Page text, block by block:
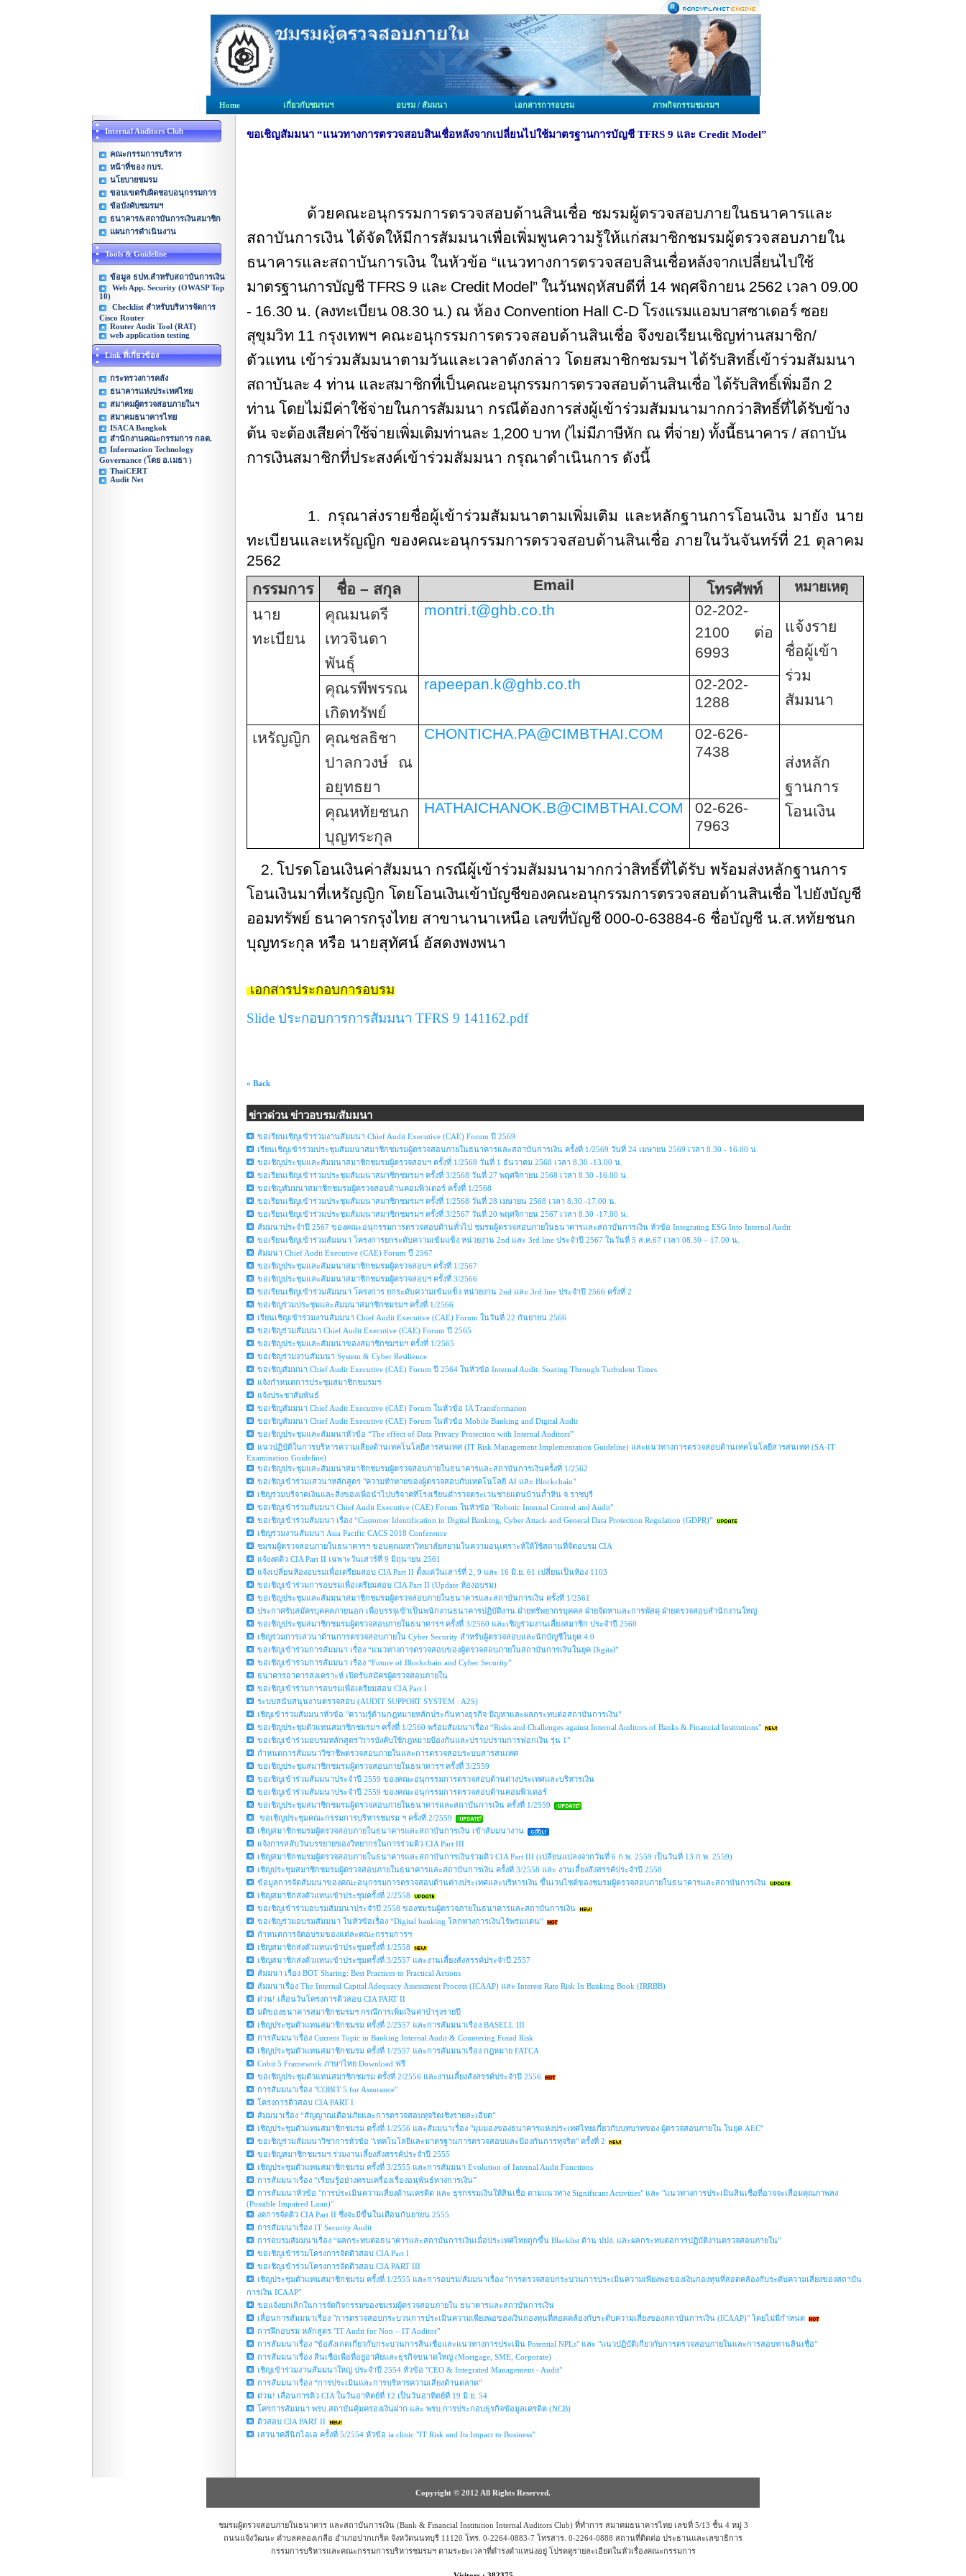
Home เกี่ยวกับชมรมฯ อบรม / สัมมนา เอกสารการอบรม ภาพกิจกรรมชมรมฯ
Internal Auditors Club
คณะกรรมการบริหาร
หน้าที่ของ กบร.
นโยบายชมรม
ขอบเขตรับผิดชอบอนุกรรมการ
ข้อบังคับชมรมฯ
ธนาคาร&สถาบันการเงินสมาชิก
แผนการดำเนินงาน
Tools & Guideline
ข้อมูล ธปท.สำหรับสถาบันการเงิน
Web App. Security (OWASP Top
10)
Checklist สำหรับบริหารจัดการ
Cisco Router
Router Audit Tool (RAT)
web application testing
Link ที่เกี่ยวข้อง
กระทรวงการคลัง
ธนาคารแห่งประเทศไทย
สมาคมผู้ตรวจสอบภายในฯ
สมาคมธนาคารไทย
ISACA Bangkok
สำนักงานคณะกรรมการ กลต.
Information Technology
Governance (โดย อ.เมธา )
ThaiCERT
Audit Net
ขอเชิญสัมมนา “แนวทางการตรวจสอบสินเชื่อหลังจากเปลี่ยนไปใช้มาตรฐานการบัญชี TFRS 9 และ Credit Model”
ด้วยคณะอนุกรรมการตรวจสอบด้านสินเชื่อ ชมรมผู้ตรวจสอบภายในธนาคารและ
สถาบันการเงิน ได้จัดให้มีการสัมมนาเพื่อเพิ่มพูนความรู้ให้แก่สมาชิกชมรมผู้ตรวจสอบภายใน
ธนาคารและสถาบันการเงิน ในหัวข้อ “แนวทางการตรวจสอบสินเชื่อหลังจากเปลี่ยนไปใช้
มาตรฐานการบัญชีTFRS 9 และ Credit Model” ในวันพฤหัสบดีที่ 14 พฤศจิกายน 2562 เวลา09.00
- 16.30 น. (ลงทะเบียน08.30 น.) ณ ห้อง Convention Hall C-D โรงแรมแอมบาสซาเดอร์ ซอย
สุขุมวิท 11 กรุงเทพฯ คณะอนุกรรมการตรวจสอบด้านสินเชื่อ จึงขอเรียนเชิญท่านสมาชิก/
ตัวแทน เข้าร่วมสัมมนาตามวันและเวลาดังกล่าว โดยสมาชิกชมรมฯ ได้รับสิทธิ์เข้าร่วมสัมมนา
สถาบันละ4 ท่าน และสมาชิกที่เป็นคณะอนุกรรมการตรวจสอบด้านสินเชื่อ ได้รับสิทธิ์เพิ่มอีก 2
ท่าน โดยไม่มีค่าใช้จ่ายในการสัมมนา กรณีต้องการส่งผู้เข้าร่วมสัมมนามากกว่าสิทธิ์ที่ได้รับข้าง
ต้น จะต้องเสียค่าใช้จ่ายเพิ่มเติมท่านละ 1,200บาท (ไม่มีภาษีหัก ณ ที่จ่าย) ทั้งนี้ธนาคาร / สถาบัน
การเงินสมาชิกที่ประสงค์เข้าร่วมสัมมนา กรุณาดำเนินการ ดังนี้
1. กรุณาส่งรายชื่อผู้เข้าร่วมสัมมนาตามเพิ่มเติม และหลักฐานการโอนเงิน มายัง นาย
ทะเบียนและเหรัญญิก ของคณะอนุกรรมการตรวจสอบด้านสินเชื่อ ภายในวันจันทร์ที่ 21 ตุลาคม
2562
กรรมการ
ชื่อ – สกุล Email โทรศัพท์ หมายเหตุ
นาย
ทะเบียน
คุณมนตรี
เทวจินดา
พันธุ์
montri.t@ghb.co.th
02-202-
2100 ต่อ
6993
แจ้งราย
ชื่อผู้เข้า
ร่วม
สัมมนา
คุณรพีพรรณ
เกิดทรัพย์
rapeepan.k@ghb.co.th
02-202-
1288
เหรัญญิก
คุณชลธิชา
ปาลกวงษ์ ณ
อยุทธยา
CHONTICHA.PA@CIMBTHAI.COM
02-626-
7438
ส่งหลัก
ฐานการ
โอนเงิน
คุณหทัยชนก
บุญทระกุล
HATHAICHANOK.B@CIMBTHAI.COM
02-626-
7963
2. โปรดโอนเงินค่าสัมมนา กรณีผู้เข้าร่วมสัมมนามากกว่าสิทธิ์ที่ได้รับ พร้อมส่งหลักฐานการ
โอนเงินมาที่เหรัญญิก โดยโอนเงินเข้าบัญชีของคณะอนุกรรมการตรวจสอบด้านสินเชื่อ ไปยังบัญชี
ออมทรัพย์ ธนาคารกรุงไทย สาขานานาเหนือ เลขที่บัญชี 000-0-63884-6 ชื่อบัญชี น.ส.หทัยชนก
บุญทระกุล หรือ นายสุทัศน์ อัสดงพงพนา
เอกสารประกอบการอบรม
Slide ประกอบการการสัมมนา TFRS 9 141162.pdf
« Back
ข่าวด่วน ข่าวอบรม/สัมมนา
ขอเรียนเชิญเข้าร่วมงานสัมมนา Chief Audit Executive (CAE) Forum ปี 2569
เรียนเชิญเข้าร่วมประชุมสัมมนาสมาชิกชมรมผู้ตรวจสอบภายในธนาคารและสถาบันการเงิน ครั้งที่ 1/2569 วันที่ 24 เมษายน 2569 เวลา 8.30 - 16.00 น.
ขอเชิญประชุมและสัมมนาสมาชิกชมรมผู้ตรวจสอบฯ ครั้งที่ 1/2568 วันที่ 1 ธันวาคม 2568 เวลา 8.30 -13.00 น.
ขอเรียนเชิญเข้าร่วมประชุมสัมมนาสมาชิกชมรมฯ ครั้งที่ 3/2568 วันที่ 27 พฤศจิกายน 2568 เวลา 8.30 -16.00 น.
ขอเชิญสัมมนาสมาชิกชมรมผู้ตรวจสอบด้านคอมพิวเตอร์ ครั้งที่ 1/2568
ขอเรียนเชิญเข้าร่วมประชุมสัมมนาสมาชิกชมรมฯ ครั้งที่ 1/2568 วันที่ 28 เมษายน 2568 เวลา 8.30 -17.00 น.
ขอเรียนเชิญเข้าร่วมประชุมสัมมนาสมาชิกชมรมฯ ครั้งที่ 3/2567 วันที่ 20 พฤศจิกายน 2567 เวลา 8.30 -17.00 น.
สัมมนาประจำปี 2567 ของคณะอนุกรรมการตรวจสอบด้านทั่วไป ชมรมผู้ตรวจสอบภายในธนาคารและสถาบันการเงิน หัวข้อ Integrating ESG Into Internal Audit
ขอเรียนเชิญเข้าร่วมสัมมนา โครงการยกระดับความเข้มแข็ง หน่วยงาน 2nd และ 3rd line ประจำปี 2567 ในวันที่ 5 ส.ค.67 เวลา 08.30 – 17.00 น.
สัมมนา Chief Audit Executive (CAE) Forum ปี 2567
ขอเชิญประชุมและสัมมนาสมาชิกชมรมผู้ตรวจสอบฯ ครั้งที่ 1/2567
ขอเชิญประชุมและสัมมนาสมาชิกชมรมผู้ตรวจสอบฯ ครั้งที่ 3/2566
ขอเรียนเชิญเข้าร่วมสัมมนา โครงการ ยกระดับความเข้มแข็ง หน่วยงาน 2nd และ 3rd line ประจำปี 2566 ครั้งที่ 2
ขอเชิญร่วมประชุมและสัมมนาสมาชิกชมรมฯ ครั้งที่ 1/2566
เรียนเชิญเข้าร่วมงานสัมมนา Chief Audit Executive (CAE) Forum ในวันที่ 22 กันยายน 2566
ขอเชิญร่วมสัมมนา Chief Audit Executive (CAE) Forum ปี 2565
ขอเชิญประชุมและสัมมนาของสมาชิกชมรมฯ ครั้งที่ 1/2565
ขอเชิญร่วมงานสัมมนา System & Cyber Resilience
ขอเชิญสัมมนา Chief Audit Executive (CAE) Forum ปี 2564 ในหัวข้อ Internal Audit: Soaring Through Turbulent Times
แจ้งกำหนดการประชุมสมาชิกชมรมฯ
แจ้งประชาสัมพันธ์
ขอเชิญสัมมนา Chief Audit Executive (CAE) Forum ในหัวข้อ IA Transformation
ขอเชิญสัมมนา Chief Audit Executive (CAE) Forum ในหัวข้อ Mobile Banking and Digital Audit
ขอเชิญประชุมและสัมมนาหัวข้อ “The effect of Data Privacy Protection with Internal Auditors”
แนวปฏิบัติในการบริหารความเสี่ยงด้านเทคโนโลยีสารสนเทศ (IT Risk Management Implementation Guideline) และแนวทางการตรวจสอบด้านเทคโนโลยีสารสนเทศ (SA-IT
Examination Guideline)
ขอเชิญประชุมและสัมมนาสมาชิกชมรมผู้ตรวจสอบภายในธนาคารและสถาบันการเงินครั้งที่ 1/2562
ขอเชิญเข้าร่วมเสวนาหลักสูตร "ความท้าทายของผู้ตรวจสอบกับเทคโนโลยี AI และ Blockchain"
เชิญร่วมบริจาคเงินและสิ่งของเพื่อนำไปบริจาคที่โรงเรียนตำรวจตระเวนชายแดนบ้านถ้ำหิน จ.ราชบุรี
ขอเชิญเข้าร่วมสัมมนา Chief Audit Executive (CAE) Forum ในหัวข้อ "Robotic Internal Control and Audit"
ขอเชิญเข้าร่วมสัมมนา เรื่อง “Customer Identification in Digital Banking, Cyber Attack and General Data Protection Regulation (GDPR)”
เชิญร่วมงานสัมมนา Asia Pacific CACS 2018 Conference
ชมรมผู้ตรวจสอบภายในธนาคารฯ ขอบคุณมหาวิทยาลัยสยามในความอนุเคราะห์ให้ใช้สถานที่จัดอบรม CIA
แจ้งงดติว CIA Part II เฉพาะวันเสาร์ที่ 9 มิถุนายน 2561
แจ้งเปลี่ยนห้องอบรมเพื่อเตรียมสอบ CIA Part II ตั้งแต่วันเสาร์ที่ 2, 9 และ 16 มิ.ย. 61 เปลี่ยนเป็นห้อง 1103
ขอเชิญเข้าร่วมการอบรมเพื่อเตรียมสอบ CIA Part II (Update ห้องอบรม)
ขอเชิญประชุมและสัมมนาสมาชิกชมรมผู้ตรวจสอบภายในธนาคารและสถาบันการเงิน ครั้งที่ 1/2561
ประกาศรับสมัครบุคคลภายนอก เพื่อบรรจุเข้าเป็นพนักงานธนาคารปฏิบัติงาน ฝ่ายทรัพยากรบุคคล ฝ่ายจัดหาและการพัสดุ ฝ่ายตรวจสอบสำนักงานใหญ่
ขอเชิญประชุมสมาชิกชมรมผู้ตรวจสอบภายในธนาคารฯ ครั้งที่ 3/2560 และเชิญร่วมงานเลี้ยงสมาชิก ประจำปี 2560
เชิญร่วมการเสวนาด้านการตรวจสอบภายใน Cyber Security สำหรับผู้ตรวจสอบและนักบัญชีในยุค 4.0
ขอเชิญเข้าร่วมการสัมมนา เรื่อง “แนวทางการตรวจสอบของผู้ตรวจสอบภายในสถาบันการเงินในยุค Digital”
ขอเชิญเข้าร่วมการสัมมนา เรื่อง “Future of Blockchain and Cyber Security”
ธนาคารอาคารสงเคราะห์ เปิดรับสมัครผู้ตรวจสอบภายใน
ขอเชิญเข้าร่วมการอบรมเพื่อเตรียมสอบ CIA Part I
ระบบสนับสนุนงานตรวจสอบ (AUDIT SUPPORT SYSTEM : A2S)
เชิญเข้าร่วมสัมมนาหัวข้อ "ความรู้ด้านกฎหมายหลักประกันทางธุรกิจ ปัญหาและผลกระทบต่อสถาบันการเงิน"
ขอเชิญประชุมตัวแทนสมาชิกชมรมฯ ครั้งที่ 1/2560 พร้อมสัมมนาเรื่อง “Risks and Challenges against Internal Auditors of Banks & Financial Institutions"
ขอเชิญเข้าร่วมอบรมหลักสูตร"การบังคับใช้กฎหมายป้องกันและปราบปรามการฟอกเงิน รุ่น 1"
กำหนดการสัมมนาวิชาชีพตรวจสอบภายในและการตรวจสอบระบบสารสนเทศ
ขอเชิญประชุมสมาชิกชมรมผู้ตรวจสอบภายในธนาคารฯ ครั้งที่ 3/2559
ขอเชิญเข้าร่วมสัมมนาประจำปี 2559 ของคณะอนุกรรมการตรวจสอบด้านต่างประเทศและบริหารเงิน
ขอเชิญเข้าร่วมสัมมนาประจำปี 2559 ของคณะอนุกรรมการตรวจสอบด้านคอมพิวเตอร์
ขอเชิญประชุมสมาชิกชมรมผู้ตรวจสอบภายในธนาคารและสถาบันการเงิน ครั้งที่ 1/2559
ขอเชิญประชุมคณะกรรมการบริหารชมรม ฯ ครั้งที่ 2/2559
เชิญสมาชิกชมรมผู้ตรวจสอบภายในธนาคารและสถาบันการเงิน เข้าสัมมนางาน
แจ้งการสลับวันบรรยายของวิทยากรในการร่วมติว CIA Part III
เชิญสมาชิกชมรมผู้ตรวจสอบภายในธนาคารและสถาบันการเงินร่วมติว CIA Part III (เปลี่ยนแปลงจากวันที่ 6 ก.พ. 2559 เป็นวันที่ 13 ก.พ. 2559)
เชิญประชุมสมาชิกชมรมผู้ตรวจสอบภายในธนาคารและสถาบันการเงิน ครั้งที่ 3/2558 และ งานเลี้ยงสังสรรค์ประจำปี 2558
ข้อมูลการจัดสัมมนาของคณะอนุกรรมการตรวจสอบด้านต่างประเทศและบริหารเงิน ขึ้นเวบไซต์ของชมรมผู้ตรวจสอบภายในธนาคารและสถาบันการเงิน
เชิญสมาชิกส่งตัวแทนเข้าประชุมครั้งที่ 2/2558
ขอเชิญเข้าร่วมอบรมสัมมนาประจำปี 2558 ของชมรมผู้ตรวจภายในธนาคารและสถาบันการเงิน
ขอเชิญร่วมอบรมสัมมนา ในหัวข้อเรื่อง “Digital banking โลกทางการเงินไร้พรมแดน”
กำหนดการจัดอบรมของแต่ละคณะกรรมการฯ
เชิญสมาชิกส่งตัวแทนเข้าประชุมครั้งที่ 1/2558
เชิญสมาชิกส่งตัวแทนเข้าประชุมครั้งที่ 3/2557 และงานเลี้ยงสังสรรค์ประจำปี 2557
สัมมนา เรื่อง BOT Sharing: Best Practices to Practical Actions
สัมมนาเรื่อง The Internal Capital Adequacy Assessment Process (ICAAP) และ Interest Rate Risk In Banking Book (IRRBB)
ด่วน! เลื่อนวันโครงการติวสอบ CIA PART II
มติของธนาคารสมาชิกชมรมฯ กรณีการเพิ่มเงินค่าบำรุงรายปี
เชิญประชุมตัวแทนสมาชิกชมรม ครั้งที่ 2/2557 และการสัมมนาเรื่อง BASELL III
การสัมมนาเรื่อง Current Topic in Banking Internal Audit & Countering Fraud Risk
เชิญประชุมตัวแทนสมาชิกชมรม ครั้งที่ 1/2557 และการสัมมนาเรื่อง กฎหมาย FATCA
Cobit 5 Framework ภาษาไทย Download ฟรี
ขอเชิญประชุมตัวแทนสมาชิกชมรม ครั้งที่ 2/2556 และงานเลี้ยงสังสรรค์ประจำปี 2556
การสัมมนาเรื่อง "COBIT 5 for Assurance"
โครงการติวสอบ CIA PART I
สัมมนาเรื่อง “สัญญาณเตือนภัยและการตรวจสอบทุจริตเชิงรายละเอียด”
เชิญประชุมตัวแทนสมาชิกชมรม ครั้งที่ 1/2556 และสัมมนาเรื่อง "มุมมองของธนาคารแห่งประเทศไทยเกี่ยวกับบทบาทของ ผู้ตรวจสอบภายใน ในยุค AEC"
ขอเชิญร่วมสัมมนาวิชาการหัวข้อ "เทคโนโลยีและมาตรฐานการตรวจสอบและป้องกันการทุจริต" ครั้งที่ 2
ขอเชิญสมาชิกชมรมฯ ร่วมงานเลี้ยงสังสรรค์ประจำปี 2555
เชิญประชุมตัวแทนสมาชิกชมรม ครั้งที่ 3/2555 และการสัมมนา Evolution of Internal Audit Functions
การสัมมนาเรื่อง “เรียนรู้อย่างครบเครื่องเรื่องอนุพันธ์ทางการเงิน”
การสัมมนาหัวข้อ "การประเมินความเสี่ยงด้านเครดิต และ ธุรกรรมเงินให้สินเชื่อ ตามแนวทาง Significant Activities" และ "แนวทางการประเมินสินเชื่อที่อาจจะเสื่อมคุณภาพลง
(Possible Impaired Loan)"
งดการจัดติว CIA Part II ซึ่งจะมีขึ้นในเดือนกันยายน 2555
การสัมมนาเรื่อง IT Security Audit
การอบรมสัมมนาเรื่อง “ผลกระทบต่อธนาคารและสถาบันการเงินเมื่อประเทศไทยถูกขึ้น Blacklist ด้าน ปปง. และผลกระทบต่อการปฏิบัติงานตรวจสอบภายใน”
ขอเชิญเข้าร่วมโครงการจัดติวสอบ CIA Part I
ขอเชิญเข้าร่วมโครงการจัดติวสอบ CIA PART III
เชิญประชุมตัวแทนสมาชิกชมรม ครั้งที่ 1/2555 และการอบรม/สัมมนาเรื่อง "การตรวจสอบกระบวนการประเมินความเพียงพอของเงินกองทุนที่สอดคล้องกับระดับความเสี่ยงของสถาบัน
การเงิน ICAAP"
ขอแจ้งยกเลิกในการจัดกิจกรรมของชมรมผู้ตรวจสอบภายใน ธนาคารและสถาบันการเงิน
เลื่อนการสัมมนาเรื่อง "การตรวจสอบกระบวนการประเมินความเพียงพอของเงินกองทุนที่สอดคล้องกับระดับความเสี่ยงของสถาบันการเงิน (ICAAP)" โดยไม่มีกำหนด
การฝึกอบรม หลักสูตร "IT Audit for Non – IT Auditor"
การสัมมนาเรื่อง "ข้อสังเกตเกี่ยวกับกระบวนการสินเชื่อและแนวทางการประเมิน Potential NPLs" และ "แนวปฏิบัติเกี่ยวกับการตรวจสอบภายในและการสอบทานสินเชื่อ"
การสัมมนาเรื่อง สินเชื่อเพื่อที่อยู่อาศัยและธุรกิจขนาดใหญ่ (Mortgage, SME, Corporate)
เชิญเข้าร่วมงานสัมมนาใหญ่ ประจำปี 2554 หัวข้อ "CEO & Integrated Management - Audit"
การสัมมนาเรื่อง “การประเมินและการบริหารความเสี่ยงด้านตลาด”
ด่วน! เลื่อนการติว CIA ในวันอาทิตย์ที่ 12 เป็นวันอาทิตย์ที่ 19 มิ.ย. 54
โครการสัมมนา พรบ.สถาบันคุ้มครองเงินฝาก และ พรบ.การประกอบธุรกิจข้อมูลเครดิต (NCB)
ติวสอบ CIA PART II
เสวนาคลีนิกไอเอ ครั้งที่ 5/2554 หัวข้อ ia clinic "IT Risk and Its Impact to Business"
Copyright © 2012 All Rights Reserved.
ชมรมผู้ตรวจสอบภายในธนาคาร และสถาบันการเงิน (Bank & Financial Institution Internal Auditors Club) ที่ทำการ สมาคมธนาคารไทย เลขที่ 5/13 ชั้น 4 หมู่ 3
ถนนแจ้งวัฒนะ ตำบลคลองเกลือ อำเภอปากเกร็ด จังหวัดนนทบุรี 11120 โทร. 0-2264-0883-7 โทรสาร. 0-2264-0888 สถานที่ติดต่อ ประธานและเลขาธิการ
กรรมการบริหารและคณะกรรมการบริหารชมรมฯ ตามระยะเวลาที่ดำรงตำแหน่งอยู่ โปรดดูรายละเอียดในหัวเรื่องคณะกรรมการ